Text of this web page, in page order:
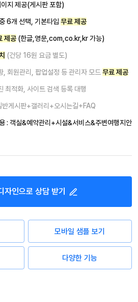
지 제공(게시판 포함)
6개 선택, 기본타입 무료 제공
제공(한글,영문,com,co.kr,kr 가능)
(건당 16원 요금 별도)
, 회원관리, 팝업설정 등 관리자 모드 무료 제공
최적화, 사이트 검색 등록 대행
반게시판+갤러리+오시는길+FAQ
: 객실&예약관리+시설&서비스&주변여행지안
자인으로 상담 받기
모바일 샘플 보기
다양한 기능